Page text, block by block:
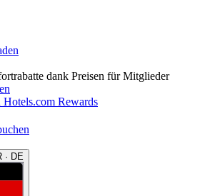
dank Preisen für Mitglieder
Hotels.com Rewards
· DE